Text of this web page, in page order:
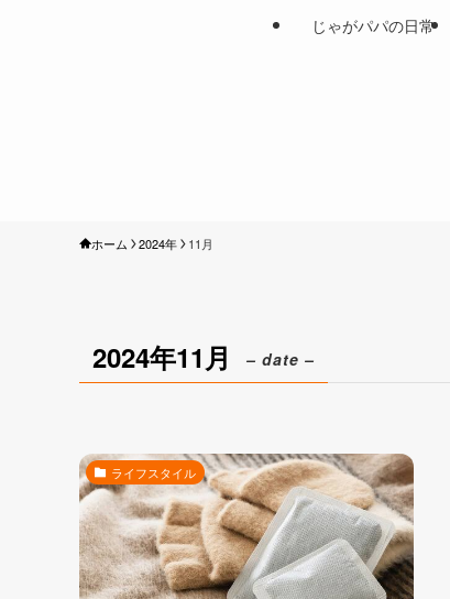
じゃがパパの日常
ホーム 2024年 11月
2024年11月 – date –
ライフスタイル